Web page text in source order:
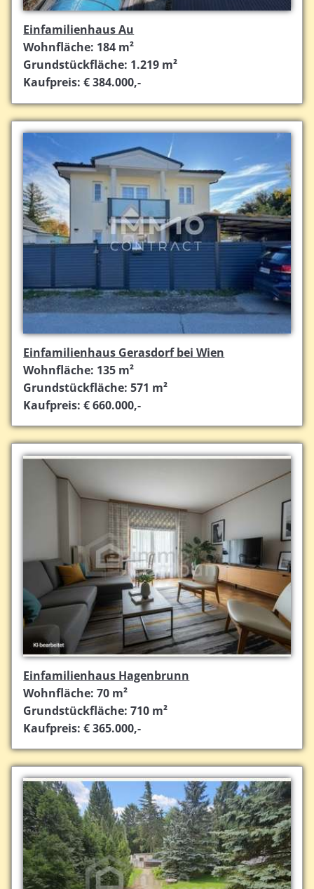
Einfamilienhaus Au
Wohnfläche: 184 m²
Grundstückfläche: 1.219 m²
Kaufpreis: € 384.000,-
Einfamilienhaus Gerasdorf bei Wien
Wohnfläche: 135 m²
Grundstückfläche: 571 m²
Kaufpreis: € 660.000,-
Einfamilienhaus Hagenbrunn
Wohnfläche: 70 m²
Grundstückfläche: 710 m²
Kaufpreis: € 365.000,-